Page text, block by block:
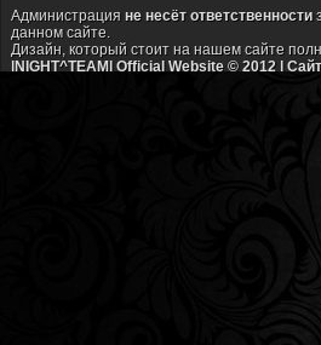
Администрация не несёт ответственности
данном сайте.
Дизайн, который стоит на нашем сайте
|NIGHT^TEAM| Official Website © 2012 |